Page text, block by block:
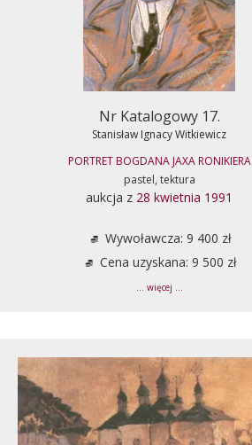
Nr Katalogowy 17.
Stanisław Ignacy Witkiewicz
PORTRET BOGDANA JAXA RONIKIERA
pastel, tektura
aukcja z 28 kwietnia 1991
Wywoławcza: 9 400 zł
Cena uzyskana: 9 500 zł
... więcej ...